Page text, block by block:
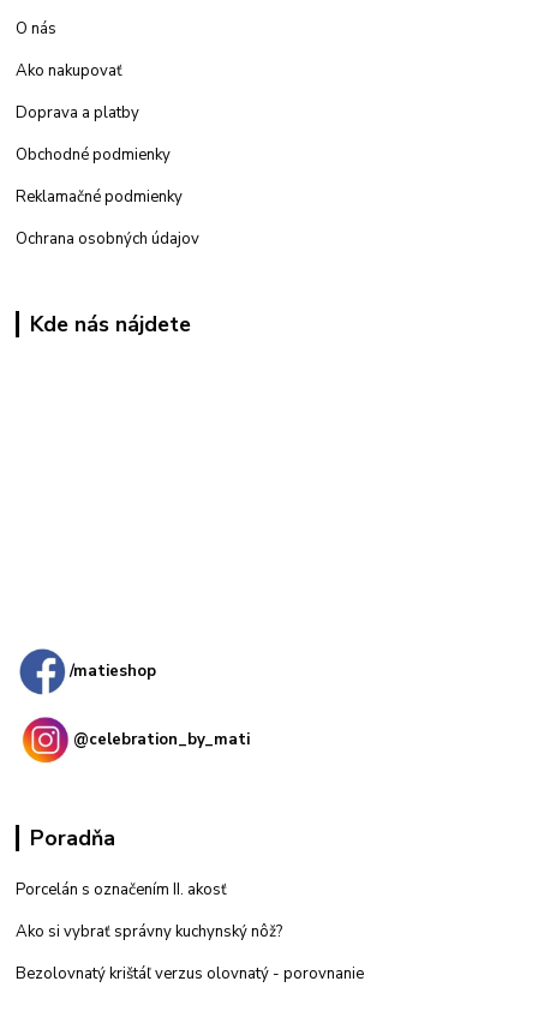
O nás
Ako nakupovať
Doprava a platby
Obchodné podmienky
Reklamačné podmienky
Ochrana osobných údajov
Kde nás nájdete
/matieshop
@celebration_by_mati
Poradňa
Porcelán s označením II. akosť
Ako si vybrať správny kuchynský nôž?
Bezolovnatý krištáľ verzus olovnatý - porovnanie